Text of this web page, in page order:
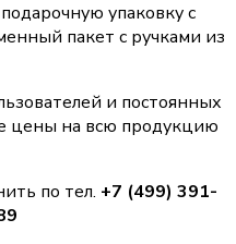
упаковку с
пакет с ручками из
и постоянных
цены на всю продукцию
по тел. +7 (499) 391-